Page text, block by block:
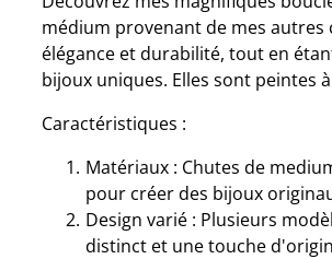
médium provenant de mes autres
élégance et durabilité, tout en
bijoux uniques. Elles sont peintes
Caractéristiques :
Matériaux : Chutes de
pour créer des bijoux
Design varié : Plusieurs
distinct et une touche